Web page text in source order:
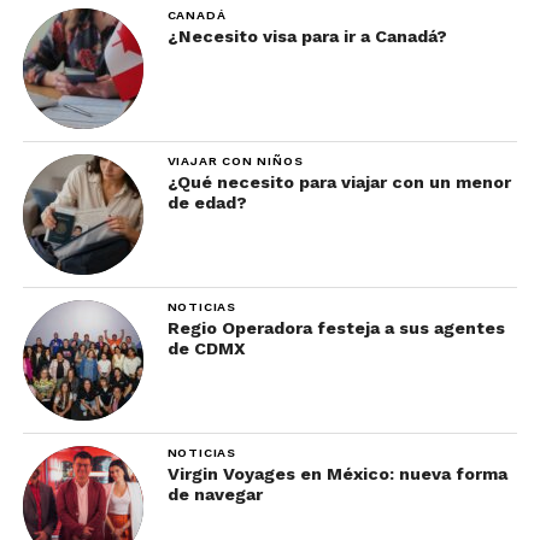
Ver esta publicación en Instagram
CANADÁ
¿Necesito visa para ir a Canadá?
VIAJAR CON NIÑOS
¿Qué necesito para viajar con un menor
de edad?
NOTICIAS
Regio Operadora festeja a sus agentes
de CDMX
NOTICIAS
Virgin Voyages en México: nueva forma
de navegar